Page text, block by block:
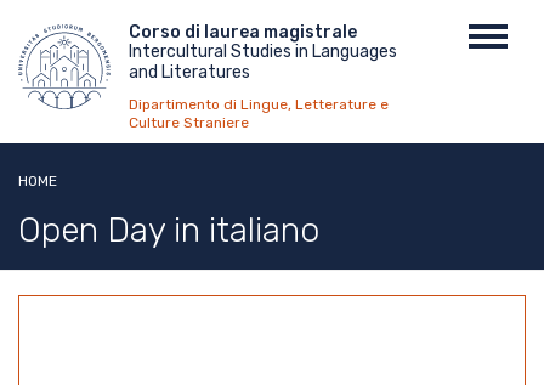
contenuto
principale
Menu
top
Corso di laurea magistrale
Intercultural Studies in Languages
and Literatures
Dipartimento di Lingue, Letterature e
Culture Straniere
HOME
Open Day in italiano